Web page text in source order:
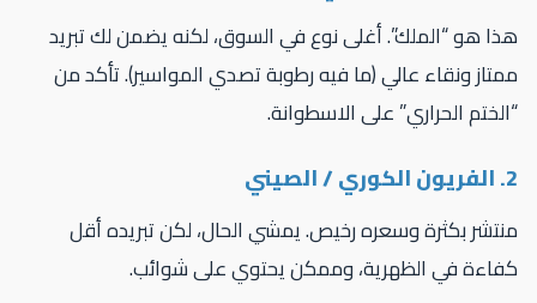
هو “الملك”. أغلى نوع في السوق، لكنه يضمن لك تبريد
ونقاء عالي (ما فيه رطوبة تصدي المواسير). تأكد من
الحراري” على الاسطوانة.
بكثرة وسعره رخيص. يمشي الحال، لكن تبريده أقل
في الظهرية، وممكن يحتوي على شوائب.